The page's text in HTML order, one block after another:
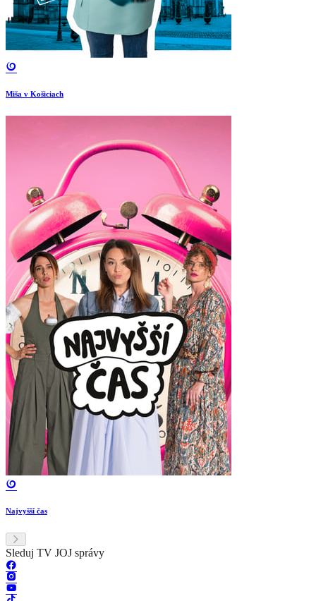
Miša v Košiciach
Najvyšší čas
Sleduj TV JOJ správy